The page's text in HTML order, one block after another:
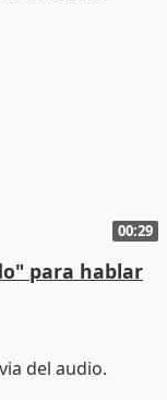
00:29
para hablar